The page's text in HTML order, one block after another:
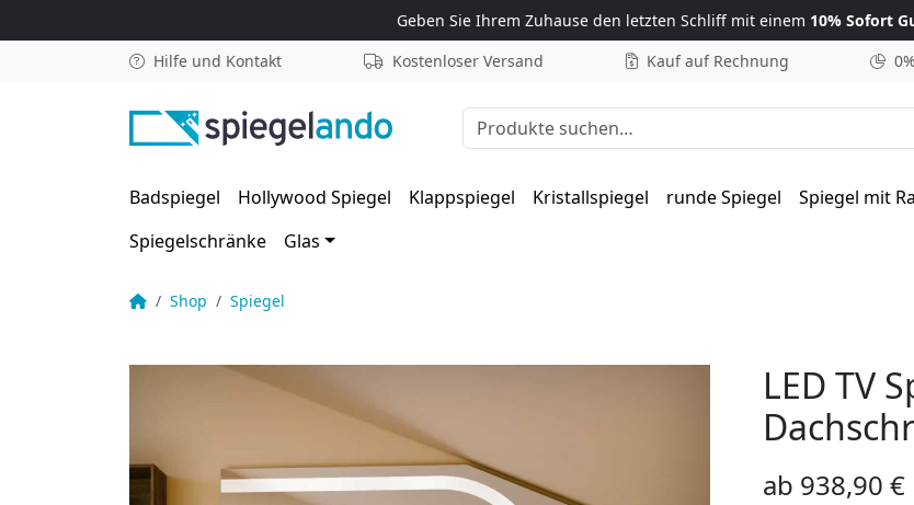
Geben Sie Ihrem Zuhause den letzten Schliff mit einem 10% Sofort
Hilfe und Kontakt
Kostenloser Versand Kauf auf Rechnung
Suche nach:
Badspiegel Hollywood Spiegel Klappspiegel Kristallspiegel runde Spiegel Spiegel mit
Spiegelschränke
Glas
Startseite
Shop Spiegel
LED TV Spiegel beleuchtet für Dachschräge – Ulevia II
LED TV
ab 938,90 €